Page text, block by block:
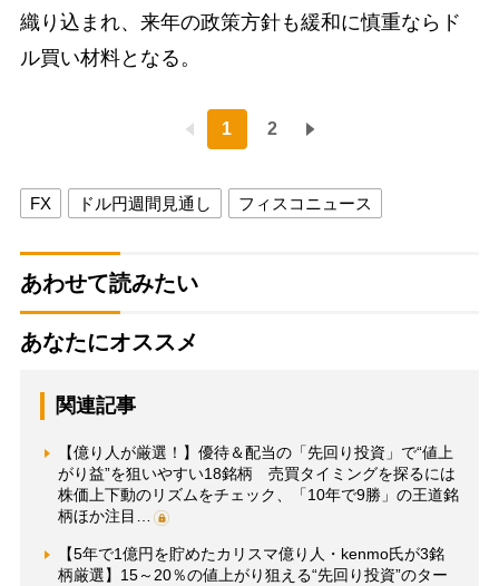
織り込まれ、来年の政策方針も緩和に慎重ならド
ル買い材料となる。
1 2
FX ドル円週間見通し フィスコニュース
あわせて読みたい
あなたにオススメ
関連記事
【億り人が厳選！】優待＆配当の「先回り投資」で“値上
がり益”を狙いやすい18銘柄 売買タイミングを探るには
株価上下動のリズムをチェック、「10年で9勝」の王道銘
柄ほか注目…
【5年で1億円を貯めたカリスマ億り人・kenmo氏が3銘
柄厳選】15～20％の値上がり狙える“先回り投資”のター